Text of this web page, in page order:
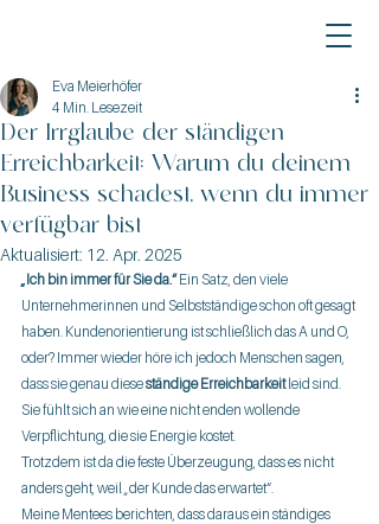
Der Irrglaube der ständigen
Erreichbarkeit: Warum du deinem
Business schadest, wenn du immer
verfügbar bist
Eva Meierhöfer
4 Min. Lesezeit
Aktualisiert: 12. Apr. 2025
„Ich bin immer für Sie da.“ Ein Satz, den viele
Unternehmerinnen und Selbstständige schon oft gesagt
haben. Kundenorientierung ist schließlich das A und O,
oder? Immer wieder höre ich jedoch Menschen sagen,
dass sie genau diese ständige Erreichbarkeit leid sind.
Sie fühlt sich an wie eine nicht enden wollende
Verpflichtung, die sie Energie kostet.
Trotzdem ist da die feste Überzeugung, dass es nicht
anders geht, weil „der Kunde das erwartet“.
Meine Mentees berichten, dass daraus ein ständiges